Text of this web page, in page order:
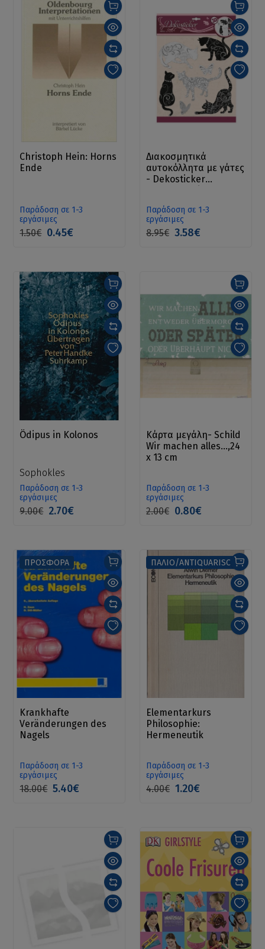
Christoph Hein: Horns
Ende
Παράδοση σε 1-3
εργάσιμες
1.50€ 0.45€
Διακοσμητικά
αυτοκόλλητα με γάτες
- Dekosticker
Παράδοση σε 1-3
εργάσιμες
8.95€ 3.58€
Ödipus in Kolonos
Sophokles
Παράδοση σε 1-3
εργάσιμες
9.00€ 2.70€
Κάρτα μεγάλη- Schild
Wir machen alles...,24
x 13 cm
Παράδοση σε 1-3
εργάσιμες
2.00€ 0.80€
ΠΡΟΣΦΟΡΑ
Krankhafte
Veränderungen des
Nagels
Παράδοση σε 1-3
εργάσιμες
18.00€ 5.40€
ΠΑΛΙΟ/ANTIQUARISCH
Elementarkurs
Philosophie:
Hermeneutik
Παράδοση σε 1-3
εργάσιμες
4.00€ 1.20€